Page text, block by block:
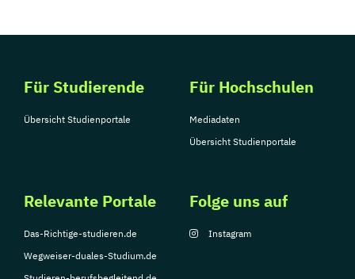
Für Studierende
Übersicht Studienportale
Für Hochschulen
Mediadaten
Übersicht Studienportale
Relevante Portale
Das-Richtige-studieren.de
Wegweiser-duales-Studium.de
Folge uns auf
Instagram